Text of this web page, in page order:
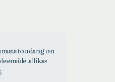
toodang on
allikas